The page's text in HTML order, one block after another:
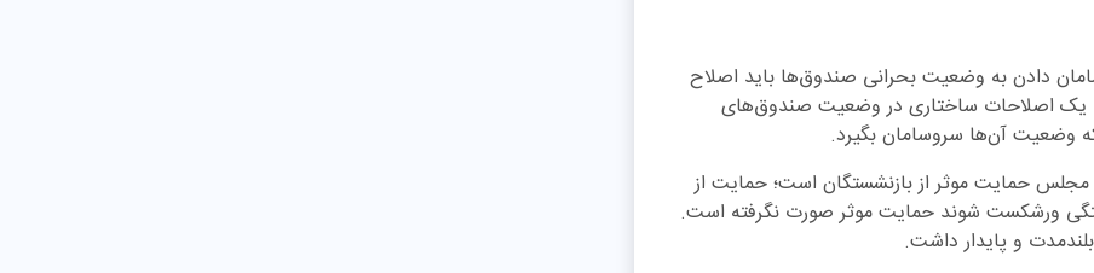
دادن به وضعیت بحرانی صندوق‌ها باید اصلاح
با یک اصلاحات ساختاری در وضعیت صندوق‌های
که وضعیت آن‌ها سروسامان بگیرد.
حمایت موثر از بازنشستگان است؛ حمایت از
ورشکست شوند حمایت موثر صورت نگرفته است.
و پایدار داشت.